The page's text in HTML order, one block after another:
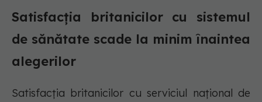
Satisfacția britanicilor cu sistemul
de sănătate scade la minim înaintea
alegerilor
Satisfacția britanicilor cu serviciul național de